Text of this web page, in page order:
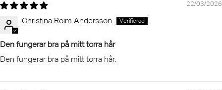
22/03/2026
Christina Roim Andersson
Den fungerar bra på mitt torra hår
Den fungerar bra på mitt torra hår.